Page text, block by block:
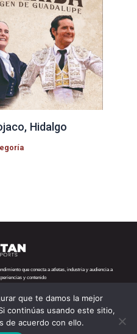
Hidalgo
que conecta a atletas, industria y audiencia a
y contenido
contacto@titansports.mx
todos los derechos reservados
que te damos la mejor
continúas usando este sitio,
de acuerdo con ello.